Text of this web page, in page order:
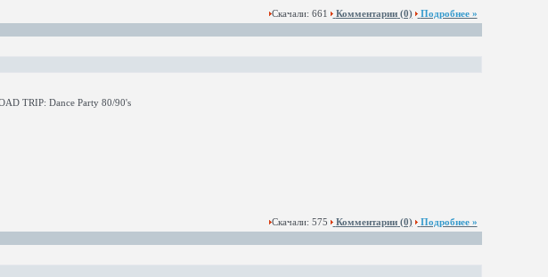
Скачали: 661
Комментарии(0) Подробнее »
Скачали: 575
Комментарии(0) Подробнее »